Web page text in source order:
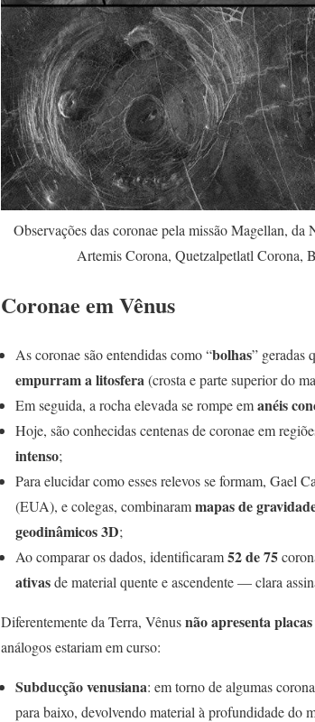
Observações das coronae pela missão Magellan,
Artemis Corona, Quetzalpetlatl Corona,
Coronae em Vênus
As coronae são entendidas como “bolhas” geradas
empurram a litosfera(crosta e parte superior do
Em seguida, a rocha elevada se rompe emanéis
Hoje, são conhecidas centenas de coronae em
intenso;
Para elucidar como esses relevos se formam, Gael
(EUA), e colegas, combinarammapas de
geodinâmicos 3D;
Ao comparar os dados, identificaram52 de 75
ativasde material quente e ascendente — clara
Diferentemente da Terra, Vênusnão apresenta
análogos estariam em curso:
Subducção venusiana: em torno de algumas
para baixo, devolvendo material à profundidade do